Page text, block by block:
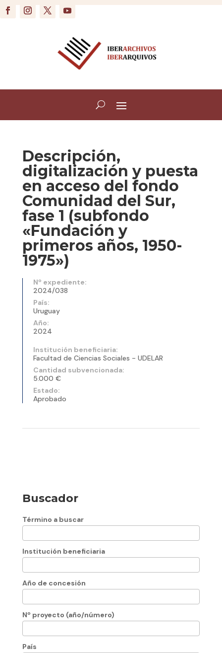
Descripción,
digitalización y puesta
en acceso del fondo
Comunidad del Sur,
fase 1 (subfondo
«Fundación y
primeros años, 1950-
1975»)
Nº expediente:
2024/038
País:
Uruguay
Año:
2024
Institución beneficiaria:
Facultad de Ciencias Sociales - UDELAR
Cantidad subvencionada:
5.000 €
Estado:
Aprobado
Buscador
Término a buscar
Institución beneficiaria
Año de concesión
Nº proyecto (año/número)
País